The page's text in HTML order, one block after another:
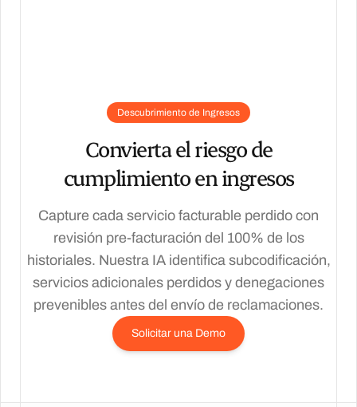
Descubrimiento de Ingresos
Convierta el riesgo de
cumplimiento en ingresos
Capture cada servicio facturable perdido con
revisión pre-facturación del 100% de los
historiales. Nuestra IA identifica subcodificación,
servicios adicionales perdidos y denegaciones
prevenibles antes del envío de reclamaciones.
Solicitar una Demo